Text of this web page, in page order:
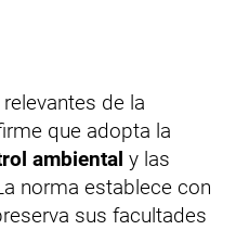
de la
que adopta la
ambiental y las
norma establece con
sus facultades